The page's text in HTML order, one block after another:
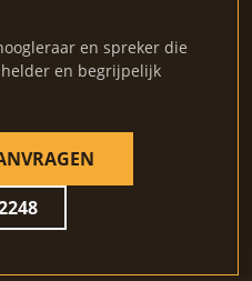
en spreker die
en begrijpelijk